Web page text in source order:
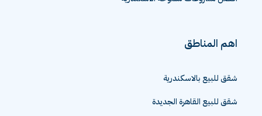
اهم المناطق
شقق للبيع بالاسكندرية
شقق للبيع القاهرة الجديدة